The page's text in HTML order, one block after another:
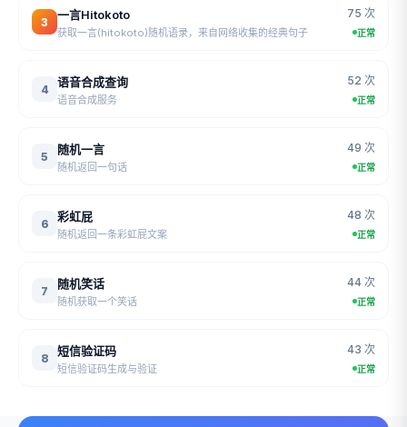
3
一言Hitokoto
获取一言(hitokoto)随机语录，来自网络收集的经典句子
75 次
正常
4
语音合成查询
语音合成服务
52 次
正常
5
随机一言
随机返回一句话
49 次
正常
6
彩虹屁
随机返回一条彩虹屁文案
48 次
正常
7
随机笑话
随机获取一个笑话
44 次
正常
8
短信验证码
短信验证码生成与验证
43 次
正常